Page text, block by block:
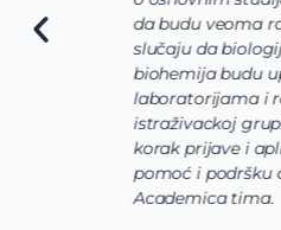
da budu veoma
slučaju da biologija,
biohemija budu
laboratorijama i
istraživackoj grupi.
korak prijave i
pomoć i podršku
Academica tima.